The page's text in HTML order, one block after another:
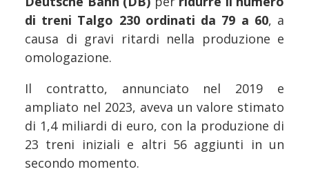
di treni Talgo 230 ordinati da 79 a 60, a
causa di gravi ritardi nella produzione e
omologazione.
Il contratto, annunciato nel 2019 e
ampliato nel 2023, aveva un valore stimato
di 1,4 miliardi di euro, con la produzione di
23 treni iniziali e altri 56 aggiunti in un
secondo momento.